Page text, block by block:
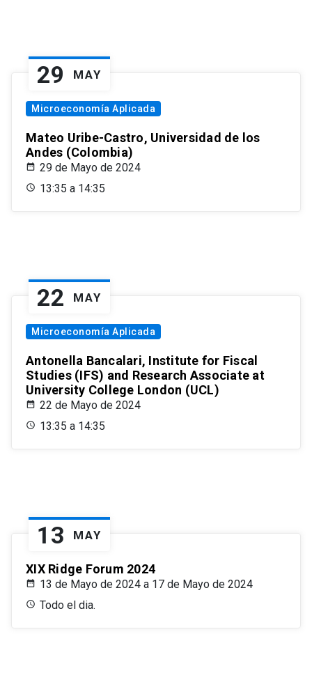
29 MAY
Microeconomía Aplicada
Mateo Uribe-Castro, Universidad de los
Andes (Colombia)
29 de Mayo de 2024
13:35 a 14:35
22 MAY
Microeconomía Aplicada
Antonella Bancalari, Institute for Fiscal
Studies (IFS) and Research Associate at
University College London (UCL)
22 de Mayo de 2024
13:35 a 14:35
13 MAY
XIX Ridge Forum 2024
13 de Mayo de 2024 a 17 de Mayo de 2024
Todo el dia.